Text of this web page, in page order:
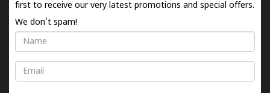
first to receive our very latest promotions and special offers.
We don't spam!
Name
Email